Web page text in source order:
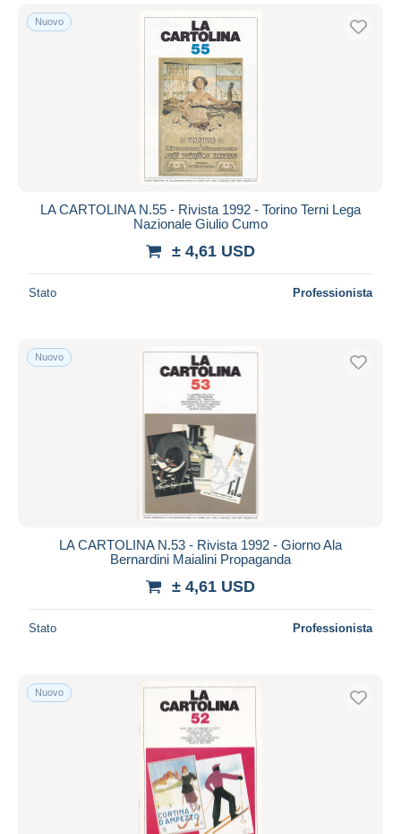
Nuovo
LA CARTOLINA N.55 - Rivista 1992 - Torino Terni Lega
Nazionale Giulio Cumo
± 4,61 USD
Stato Professionista
Nuovo
LA CARTOLINA N.53 - Rivista 1992 - Giorno Ala
Bernardini Maialini Propaganda
± 4,61 USD
Stato Professionista
Nuovo